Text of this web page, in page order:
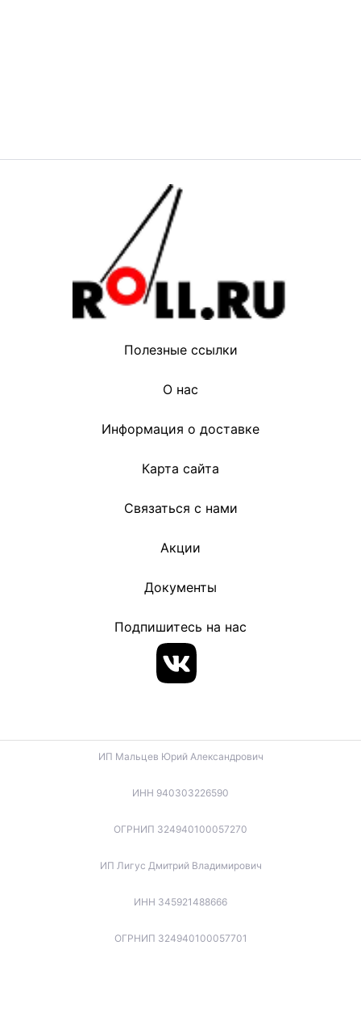
Полезные ссылки
О нас
Информация о доставке
Карта сайта
Связаться с нами
Акции
Документы
Подпишитесь на нас
ИП Мальцев Юрий Александрович
ИНН 940303226590
ОГРНИП 324940100057270
ИП Лигус Дмитрий Владимирович
ИНН 345921488666
ОГРНИП 324940100057701